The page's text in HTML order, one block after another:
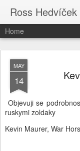
Ross Hedvíček
Home
MAY
14
Objevuji se
ruskymi zoldaky
Kevin Maurer, War